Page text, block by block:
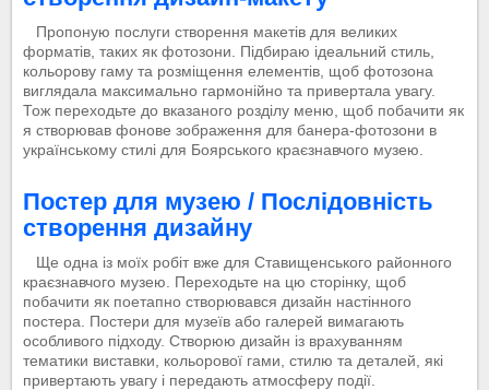
Пропоную послуги створення макетів для великих
форматів, таких як фотозони. Підбираю ідеальний стиль,
кольорову гаму та розміщення елементів, щоб фотозона
виглядала максимально гармонійно та привертала увагу.
Тож переходьте до вказаного розділу меню, щоб побачити як
я створював фонове зображення для банера-фотозони в
українському стилі для Боярського краєзнавчого музею.
Постер для музею / Послідовність
створення дизайну
Ще одна із моїх робіт вже для Ставищенського районного
краєзнавчого музею. Переходьте на цю сторінку, щоб
побачити як поетапно створювався дизайн настінного
постера. Постери для музеїв або галерей вимагають
особливого підходу. Створюю дизайн із врахуванням
тематики виставки, кольорової гами, стилю та деталей, які
привертають увагу і передають атмосферу події.